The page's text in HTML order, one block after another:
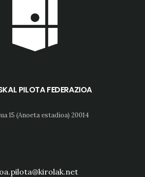
PILOTA FEDERAZIOA
15 (Anoeta estadioa) 20014